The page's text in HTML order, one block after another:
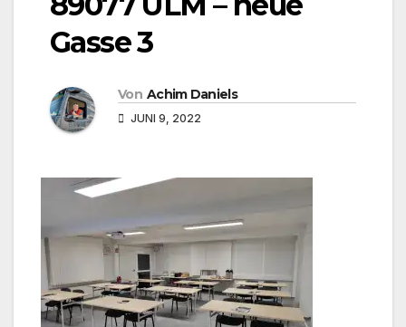
Gasse 3
Von Achim Daniels
JUNI 9, 2022